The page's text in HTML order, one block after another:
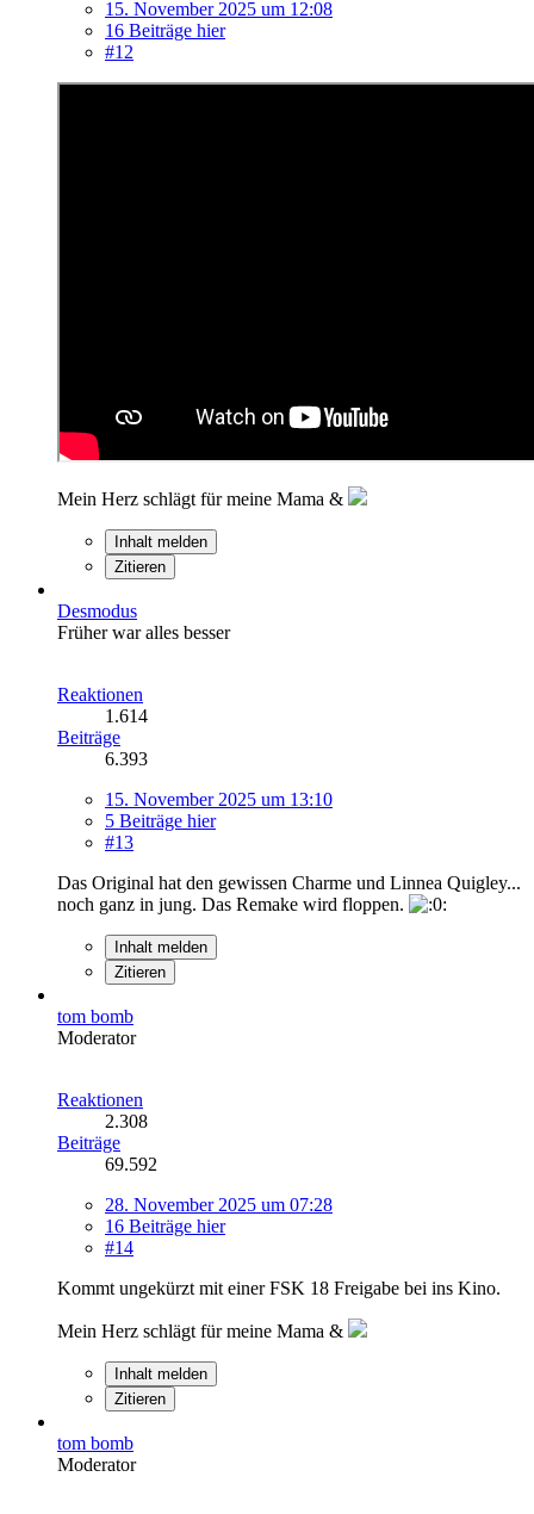
15. November 2025 um 12:08
16 Beiträge hier
#12
Mein Herz schlägt für meine Mama &
Inhalt melden
Zitieren
Desmodus
Früher war alles besser
Reaktionen
1.614
Beiträge
6.393
15. November 2025 um 13:10
5 Beiträge hier
#13
Das Original hat den gewissen Charme und Linnea Quigley...
noch ganz in jung. Das Remake wird floppen.
Inhalt melden
Zitieren
tom bomb
Moderator
Reaktionen
2.308
Beiträge
69.592
28. November 2025 um 07:28
16 Beiträge hier
#14
Kommt ungekürzt mit einer FSK 18 Freigabe bei ins Kino.
Mein Herz schlägt für meine Mama &
Inhalt melden
Zitieren
tom bomb
Moderator